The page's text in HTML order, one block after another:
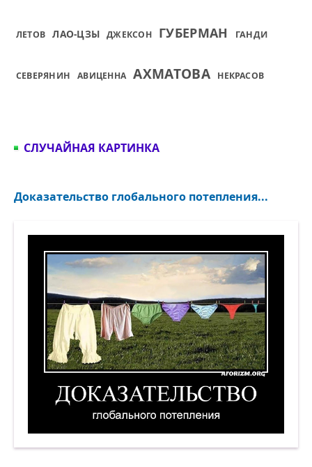
ЛЕТОВ ЛАО-ЦЗЫ ДЖЕКСОН ГУБЕРМАН ГАНДИ
СЕВЕРЯНИН АВИЦЕННА АХМАТОВА НЕКРАСОВ
СЛУЧАЙНАЯ КАРТИНКА
Доказательство глобального потепления...